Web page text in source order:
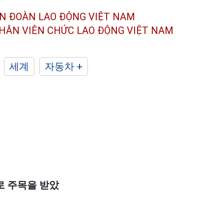
ĐOÀN LAO ĐỘNG VIỆT NAM
VIÊN CHỨC LAO ĐỘNG VIỆT NAM
세계
자동차 +
주목을 받았